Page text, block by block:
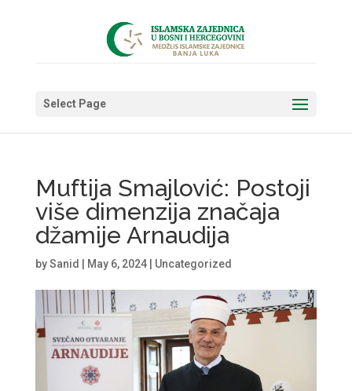
Select Page
Muftija Smajlović: Postoji
više dimenzija značaja
džamije Arnaudija
bySanid May 6, 2024| Uncategorized